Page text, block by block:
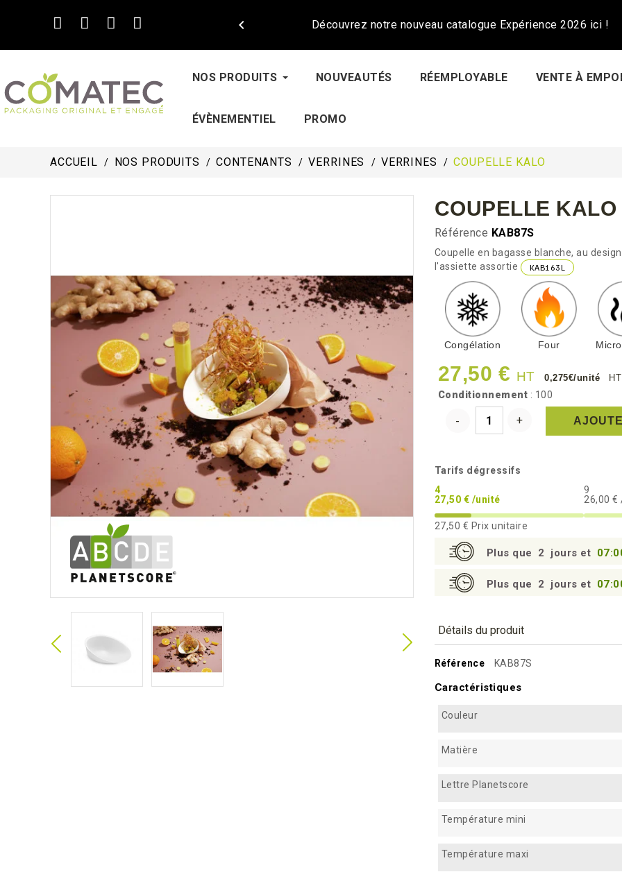
Découvrez notre nouveau catalogue Expérience 2026 ici !

NOS PRODUITS NOUVEAUTÉS RÉEMPLOYABLE VENTE À
ÉVÈNEMENTIEL PROMO
ACCUEIL NOS PRODUITS CONTENANTS VERRINES VERRINES COUPELLE KALO
COUPELLE KALO
Référence KAB87S
Coupelle en bagasse blanche, au
l'assiette assortie
KAB163L
Congélation Four
27,50 € HT 0,275€/unité HT
Conditionnement : 100
Tarifs dégressifs
4
27,50 € /unité
9
26,00 €
27,50 € Prix unitaire
Plus que 2 jours et
Plus que 2 jours et
Détails du produit
Référence KAB87S
Caractéristiques
Couleur
Matière
Lettre Planetscore
Température mini
Température maxi